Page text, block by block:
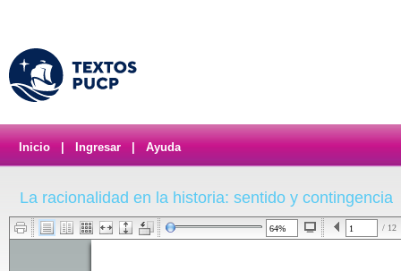
Inicio Ingresar Ayuda
La racionalidad en la historia: sentido y contingencia
/ 12